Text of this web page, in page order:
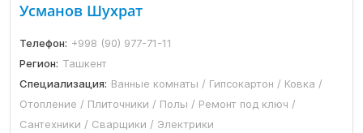
Усманов Шухрат
Телефон: +998 (90) 977-71-11
Регион: Ташкент
Специализация: Ванные комнаты / Гипсокартон / Ковка /
Отопление / Плиточники / Полы / Ремонт под ключ /
Сантехники / Сварщики / Электрики